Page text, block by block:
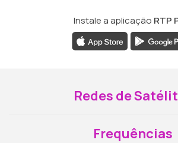
Instale a aplicação RTP
Redes de
Frequências